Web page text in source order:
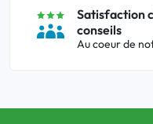
Satisfaction
conseils
Au coeur de